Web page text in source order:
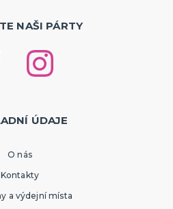
NAŠI PÁRTY
ÚDAJE
O nás
Kontakty
a výdejní místa